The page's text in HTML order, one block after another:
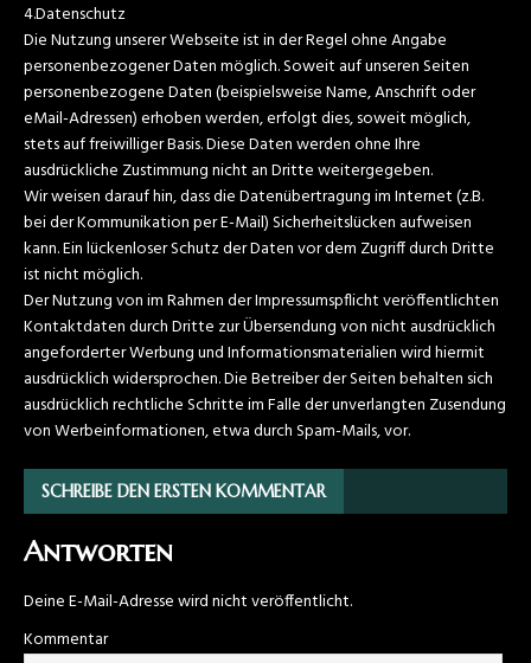
4.Datenschutz
Die Nutzung unserer Webseite ist in der Regel ohne Angabe
personenbezogener Daten möglich. Soweit auf unseren Seiten
personenbezogene Daten (beispielsweise Name, Anschrift oder
eMail-Adressen) erhoben werden, erfolgt dies, soweit möglich,
stets auf freiwilliger Basis. Diese Daten werden ohne Ihre
ausdrückliche Zustimmung nicht an Dritte weitergegeben.
Wir weisen darauf hin, dass die Datenübertragung im Internet (z.B.
bei der Kommunikation per E-Mail) Sicherheitslücken aufweisen
kann. Ein lückenloser Schutz der Daten vor dem Zugriff durch Dritte
ist nicht möglich.
Der Nutzung von im Rahmen der Impressumspflicht veröffentlichten
Kontaktdaten durch Dritte zur Übersendung von nicht ausdrücklich
angeforderter Werbung und Informationsmaterialien wird hiermit
ausdrücklich widersprochen. Die Betreiber der Seiten behalten sich
ausdrücklich rechtliche Schritte im Falle der unverlangten Zusendung
von Werbeinformationen, etwa durch Spam-Mails, vor.
SCHREIBE DEN ERSTEN KOMMENTAR
Antworten
Deine E-Mail-Adresse wird nicht veröffentlicht.
Kommentar